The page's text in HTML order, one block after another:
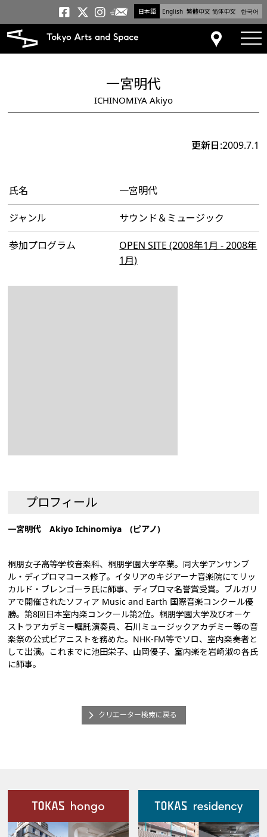
日本語 English 繁體中文 简体中文 한국어
トーキョーアーツアンド
トーキョーアーツアンド
トーキョーアーツア
メールニュース
アクセス
一宮明代
ICHINOMIYA Akiyo
更新日:2009.7.1
氏名 一宮明代
ジャンル サウンド＆ミュージック
参加プログラム
OPEN SITE (2008年1月 - 2008年
1月)
プロフィール
一宮明代 Akiyo Ichinomiya (ピアノ)
桐朋女子高等学校音楽科、桐朋学園大学卒業。同大学アンサンブ
ル・ディプロマコース修了。イタリアのキジアーナ音楽院にてリッ
カルド・ブレンゴーラ氏に師事、ディプロマ名誉賞受賞。ブルガリ
アで開催されたソフィア Music and Earth 国際音楽コンクール優
勝。第8回日本室内楽コンクール第2位。桐朋学園大学及びオーケ
ストラアカデミー嘱託演奏員、石川ミュージックアカデミー等の音
楽祭の公式ピアニストを務めた。NHK-FM等でソロ、室内楽奏者と
して出演。これまでに池田栄子、山岡優子、室内楽を岩崎淑の各氏
に師事。
クリエーター検索に戻る
施設案内
Our Facilities